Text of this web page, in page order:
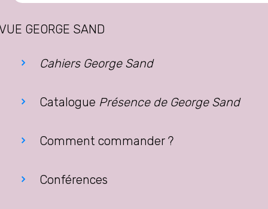
GEORGE SAND
Cahiers George Sand
Catalogue Présence de George Sand
Comment commander ?
Conférences